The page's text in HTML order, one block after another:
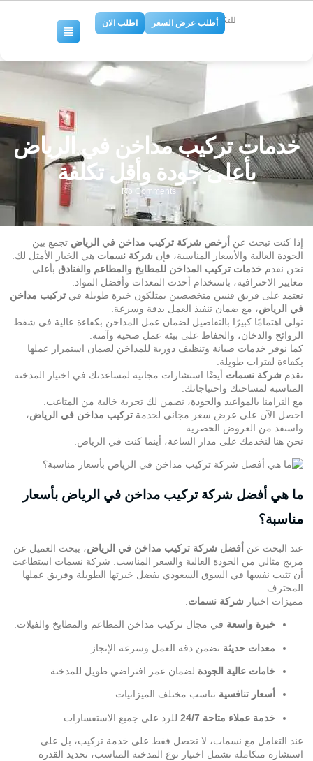
للتكييف والتبريد
أطلب عرض السعر اطلب الان
خدمات تركيب مداخن في الرياض
بأعلى جودة وأقل تكلفة
No Comments
إذا كنت تبحث عن أرخص شركة تركيب مداخن في الرياض تجمع بين
الجودة العالية والأسعار المناسبة، فإن شركة نسمات هي الخيار الأمثل لك.
نحن نقدم خدمات تركيب المداخن للمطابخ والمطاعم والفنادق بأعلى
معايير الاحترافية، باستخدام أحدث المعدات وأفضل المواد.
نعتمد على فريق فنيين متخصصين يمتلكون خبرة طويلة في تركيب مداخن
في الرياض، مع ضمان تنفيذ العمل بدقة وسرعة.
نولي اهتمامًا كبيرًا بالتفاصيل لضمان عمل المداخن بكفاءة عالية في شفط
الروائح والدخان، والحفاظ على بيئة عمل صحية وآمنة.
كما نوفر خدمات صيانة وتنظيف دورية للمداخن لضمان استمرار عملها
بكفاءة لفترات طويلة.
تقدم شركة نسمات أيضًا استشارات مجانية لمساعدتك في اختيار المدخنة
المناسبة لمساحتك واحتياجاتك.
مع التزامنا بالمواعيد والجودة، نضمن لك تجربة خالية من المتاعب.
احصل الآن على عرض سعر مجاني لخدمة تركيب مداخن في الرياض،
واستفد من العروض الحصرية.
نحن هنا لنخدمك على مدار الساعة، أينما كنت في الرياض.
ما هي أفضل شركة تركيب مداخن في الرياض بأسعار
مناسبة؟
عند البحث عن أفضل شركة تركيب مداخن في الرياض، يبحث العميل عن
مزيج مثالي من الجودة العالية والسعر المناسب. شركة نسمات استطاعت
أن تثبت نفسها في السوق السعودي بفضل خبرتها الطويلة وفريق عملها
المحترف.
مميزات اختيار شركة نسمات:
خبرة واسعة في مجال تركيب مداخن المطاعم والمطابخ والفيلات.
معدات حديثة تضمن دقة العمل وسرعة الإنجاز.
خامات عالية الجودة لضمان عمر افتراضي طويل للمدخنة.
أسعار تنافسية تناسب مختلف الميزانيات.
خدمة عملاء متاحة 24/7 للرد على جميع الاستفسارات.
عند التعامل مع نسمات، لا تحصل فقط على خدمة تركيب، بل على
استشارة متكاملة تشمل اختيار نوع المدخنة المناسب، تحديد القدرة